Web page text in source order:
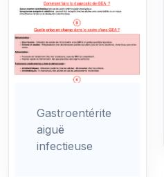
Gastroentérite
aiguë
infectieuse